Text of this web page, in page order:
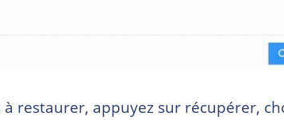
à restaurer, appuyez sur récupérer,